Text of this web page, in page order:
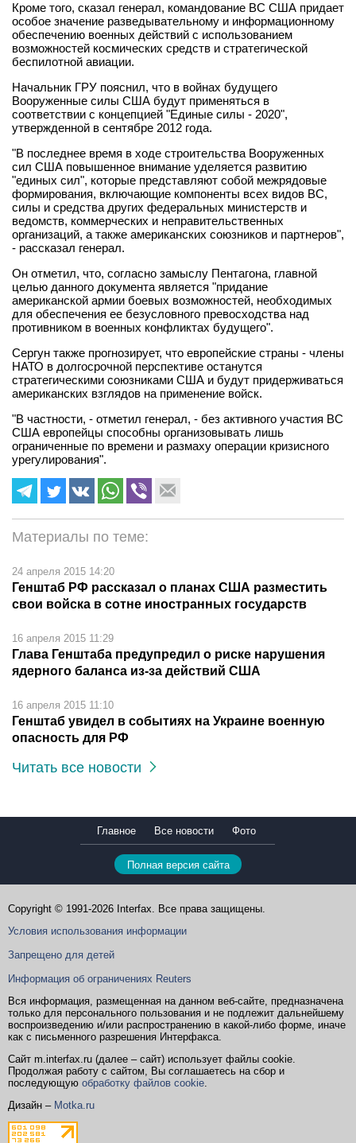
Кроме того, сказал генерал, командование ВС США придает
особое значение разведывательному и информационному
обеспечению военных действий с использованием
возможностей космических средств и стратегической
беспилотной авиации.
Начальник ГРУ пояснил, что в войнах будущего
Вооруженные силы США будут применяться в
соответствии с концепцией "Единые силы - 2020",
утвержденной в сентябре 2012 года.
"В последнее время в ходе строительства Вооруженных
сил США повышенное внимание уделяется развитию
"единых сил", которые представляют собой межрядовые
формирования, включающие компоненты всех видов ВС,
силы и средства других федеральных министерств и
ведомств, коммерческих и неправительственных
организаций, а также американских союзников и партнеров",
- рассказал генерал.
Он отметил, что, согласно замыслу Пентагона, главной
целью данного документа является "придание
американской армии боевых возможностей, необходимых
для обеспечения ее безусловного превосходства над
противником в военных конфликтах будущего".
Сергун также прогнозирует, что европейские страны - члены
НАТО в долгосрочной перспективе останутся
стратегическими союзниками США и будут придерживаться
американских взглядов на применение войск.
"В частности, - отметил генерал, - без активного участия ВС
США европейцы способны организовывать лишь
ограниченные по времени и размаху операции кризисного
урегулирования".
Материалы по теме:
24 апреля 2015 14:20
Генштаб РФ рассказал о планах США разместить
свои войска в сотне иностранных государств
16 апреля 2015 11:29
Глава Генштаба предупредил о риске нарушения
ядерного баланса из-за действий США
16 апреля 2015 11:10
Генштаб увидел в событиях на Украине военную
опасность для РФ
Читать все новости
Главное Все новости Фото
Полная версия сайта
Copyright © 1991-2026 Interfax. Все права защищены.
Условия использования информации
Запрещено для детей
Информация об ограничениях Reuters
Вся информация, размещенная на данном веб-сайте, предназначена
только для персонального пользования и не подлежит дальнейшему
воспроизведению и/или распространению в какой-либо форме, иначе
как с письменного разрешения Интерфакса.
Сайт m.interfax.ru (далее – сайт) использует файлы cookie.
Продолжая работу с сайтом, Вы соглашаетесь на сбор и
последующую обработку файлов cookie.
Дизайн – Motka.ru